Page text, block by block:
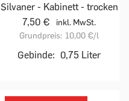
Silvaner - Kabinett - trocken
7,50 €
inkl. MwSt.
Grundpreis: 10,00 €/l
Gebinde: 0,75 Liter